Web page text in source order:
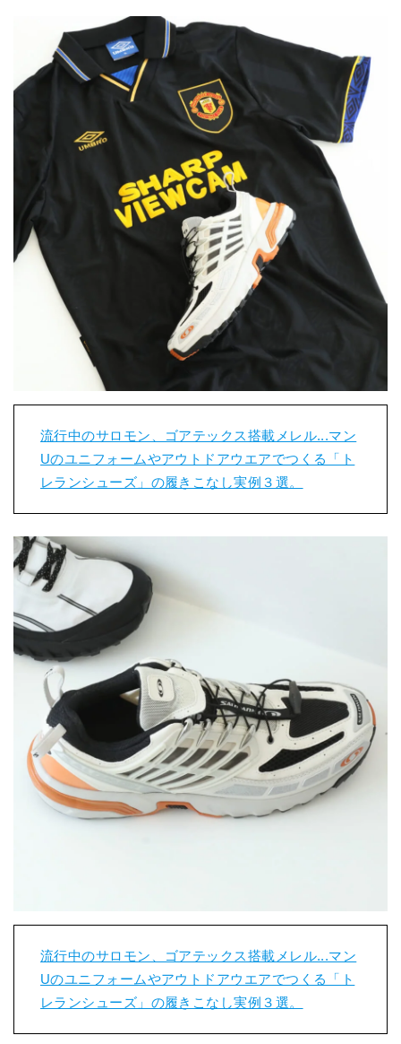
流行中のサロモン、ゴアテックス搭載メレル...マン
Uのユニフォームやアウトドアウエアでつくる「ト
レランシューズ」の履きこなし実例３選。
流行中のサロモン、ゴアテックス搭載メレル...マン
Uのユニフォームやアウトドアウエアでつくる「ト
レランシューズ」の履きこなし実例３選。